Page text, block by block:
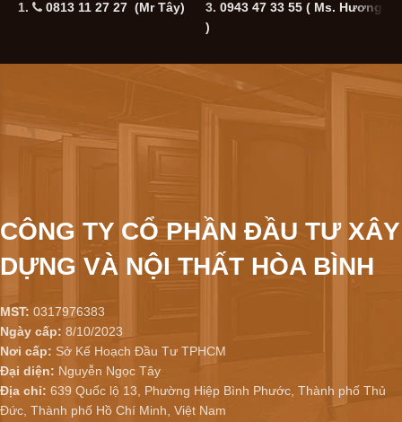
1. 0813 11 27 27 (Mr Tây) 3. 0943 47 33 55 ( Ms. Hương
)
CÔNG TY CỔ PHẦN ĐẦU TƯ XÂY
DỰNG VÀ NỘI THẤT HÒA BÌNH
MST: 0317976383
Ngày cấp: 8/10/2023
Nơi cấp: Sở Kế Hoạch Đầu Tư TPHCM
Đại diện: Nguyễn Ngọc Tây
Địa chỉ: 639 Quốc lộ 13, Phường Hiệp Bình Phước, Thành phố Thủ
Đức, Thành phố Hồ Chí Minh, Việt Nam